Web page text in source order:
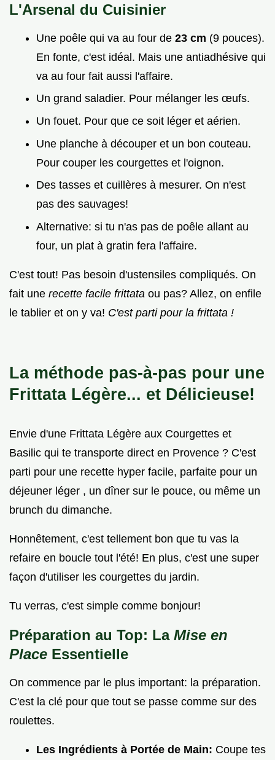
L'Arsenal du Cuisinier
Une poêle qui va au four de 23 cm (9 pouces).
En fonte, c'est idéal. Mais une antiadhésive qui
va au four fait aussi l'affaire.
Un grand saladier. Pour mélanger les œufs.
Un fouet. Pour que ce soit léger et aérien.
Une planche à découper et un bon couteau.
Pour couper les courgettes et l'oignon.
Des tasses et cuillères à mesurer. On n'est
pas des sauvages!
Alternative: si tu n'as pas de poêle allant au
four, un plat à gratin fera l'affaire.
C'est tout! Pas besoin d'ustensiles compliqués. On
fait une recette facile frittata ou pas? Allez, on enfile
le tablier et on y va! C'est parti pour la frittata !
La méthode pas-à-pas pour une
Frittata Légère... et Délicieuse!
Envie d'une Frittata Légère aux Courgettes et
Basilic qui te transporte direct en Provence ? C'est
parti pour une recette hyper facile, parfaite pour un
déjeuner léger , un dîner sur le pouce, ou même un
brunch du dimanche.
Honnêtement, c'est tellement bon que tu vas la
refaire en boucle tout l'été! En plus, c'est une super
façon d'utiliser les courgettes du jardin.
Tu verras, c'est simple comme bonjour!
Préparation au Top: La Mise en
Place Essentielle
On commence par le plus important: la préparation.
C'est la clé pour que tout se passe comme sur des
roulettes.
Les Ingrédients à Portée de Main: Coupe tes